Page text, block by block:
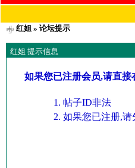
红姐» 论坛提示
红姐 提示信息
如果您已注册会员,请直
帖子ID非法
如果您已注册,